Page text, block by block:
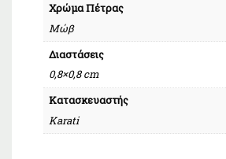
Χρώμα Πέτρας
Μώβ
Διαστάσεις
0,8×0,8 cm
Κατασκευαστής
Karati